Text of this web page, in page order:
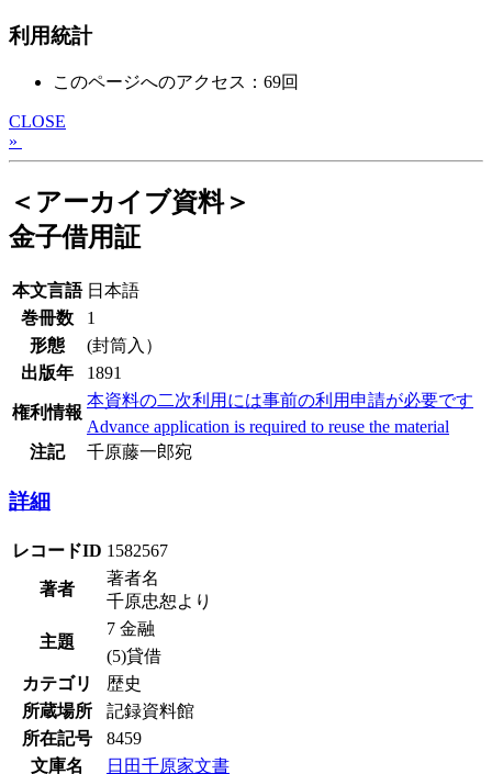
利用統計
このページへのアクセス：69回
CLOSE
»
＜アーカイブ資料＞
金子借用証
本文言語 日本語
巻冊数
1
形態
(封筒入）
出版年
1891
権利情報
本資料の二次利用には事前の利用申請が必要です
Advance application is required to reuse the material
注記
千原藤一郎宛
詳細
レコードID 1582567
著者
著者名
千原忠恕より
主題
7 金融
(5)貸借
カテゴリ
歴史
所蔵場所
記録資料館
所在記号
8459
文庫名
日田千原家文書